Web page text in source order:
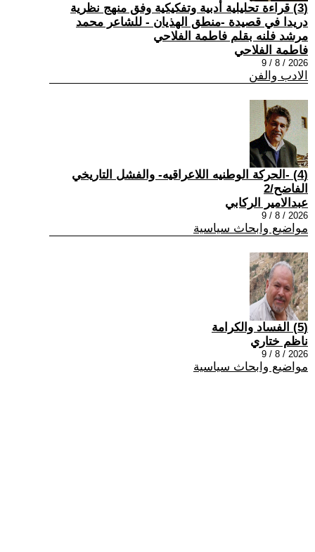
(3) قراءة تحليلية أدبية وتفكيكية وفق منهج نظرية
دريدا في قصيدة -منطق الهذيان - للشاعر محمد
مرشد فلنه بقلم فاطمة الفلاحي
فاطمة الفلاحي
2026 / 8 / 9
الادب والفن
(4) -الحركة الوطنيه اللاعراقيه- والفشل التاريخي
الفاضح/2
عبدالامير الركابي
2026 / 8 / 9
مواضيع وابحاث سياسية
(5) الفساد والكرامة
ناظم ختاري
2026 / 8 / 9
مواضيع وابحاث سياسية